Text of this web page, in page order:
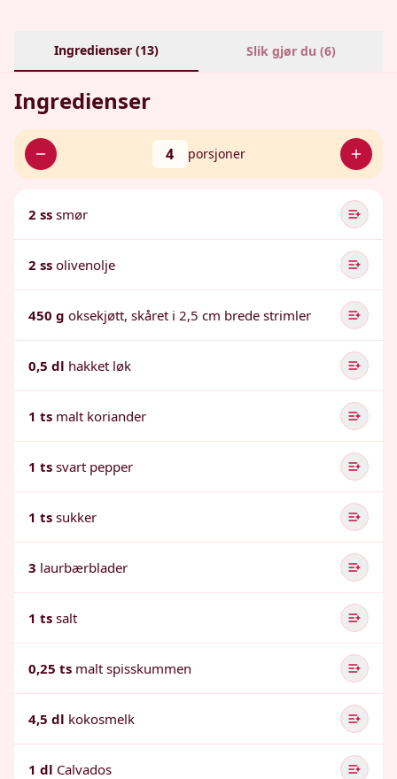
Ingredienser (13) Slik gjør du (6)
Ingredienser
4 porsjoner
2 ss smør
2 ss olivenolje
450 g oksekjøtt, skåret i 2,5 cm brede strimler
0,5 dl hakket løk
1 ts malt koriander
1 ts svart pepper
1 ts sukker
3 laurbærblader
1 ts salt
0,25 ts malt spisskummen
4,5 dl kokosmelk
1 dl Calvados